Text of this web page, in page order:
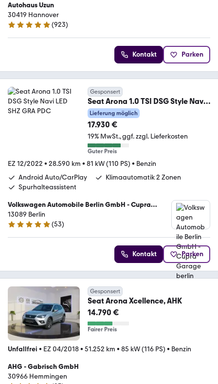
Autohaus Uzun
30419 Hannover
4.9 Sterne
(923)
Kontakt Parken
Gesponsert
Seat Arona 1.0 TSI DSG Style Navi
LED SHZ GRA PDC
Lieferung möglich
17.930 €
19% MwSt. ggf. zzgl. Lieferkosten
Guter Preis
EZ 12/2022 • 28.590 km • 81 kW (110 PS) • Benzin
Android Auto/CarPlay
Klimaautomatik 2 Zonen
Spurhalteassistent
Volkswagen Automobile Berlin GmbH - Cupra
Garage berlin
13089 Berlin
4.8 Sterne
(53)
Kontakt Parken
Gesponsert
Seat Arona Xcellence, AHK
14.790 €
Fairer Preis
Unfallfrei • EZ 04/2018• 51.252 km • 85 kW (116 PS) • Benzin
AHG - Gabrisch GmbH
30966 Hemmingen